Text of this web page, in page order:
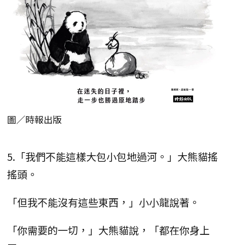
圖／時報出版
5.「我們不能這樣大包小包地過河。」大熊貓搖
搖頭。
「但我不能沒有這些東西，」小小龍說著。
「你需要的一切，」大熊貓說，「都在你身上